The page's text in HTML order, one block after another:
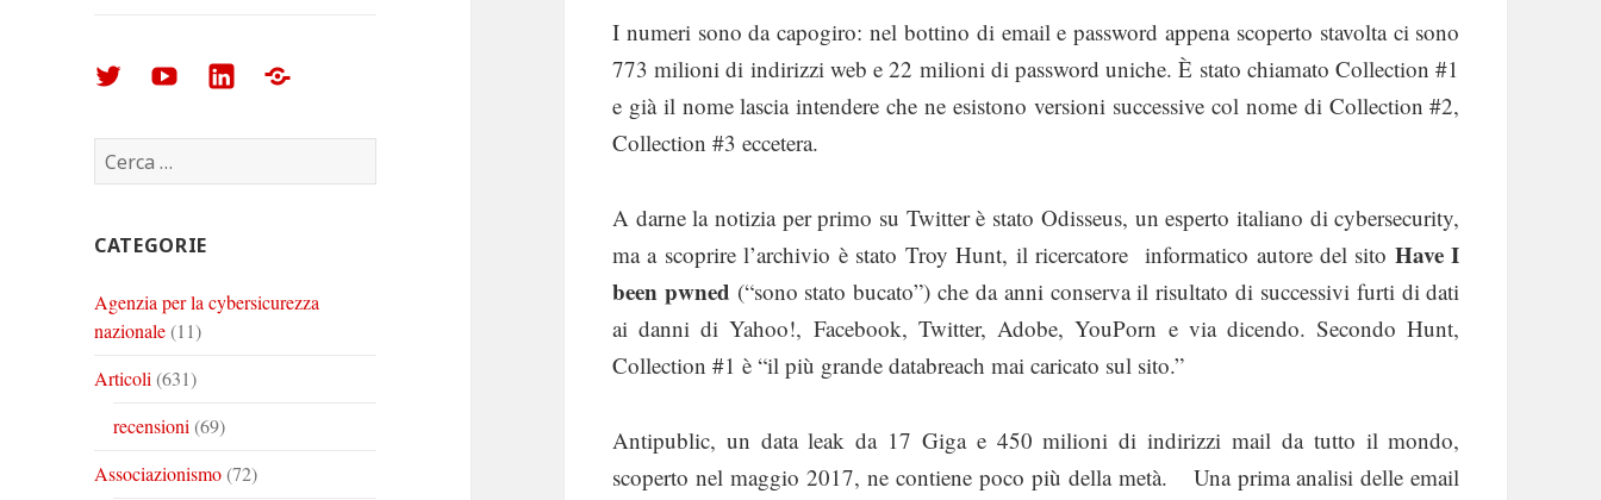
Arturo
Corinto
su
Arturo
Corinto
su
Arturo
su
Foto
Ricerca
per:
CATEGORIE
Agenzia per la cybersicurezza
nazionale(11)
Articoli (631)
recensioni (69)
Associazionismo(72)
I numeri sono da capogiro: nel bottino di email e password appena scoperto stavolta ci sono
773 milioni di indirizzi web e 22 milioni di password uniche. È stato chiamato Collection #1
e già il nome lascia intendere che ne esistono versioni successive col nome di Collection #2,
Collection #3 eccetera.
A darne la notizia per primo su Twitter è stato Odisseus, un esperto italiano di cybersecurity,
ma a scoprire l’archivio è stato Troy Hunt, il ricercatore informatico autore del sito Have I
been pwned (“sono stato bucato”) che da anni conserva il risultato di successivi furti di dati
ai danni di Yahoo!, Facebook, Twitter, Adobe, YouPorn e via dicendo. Secondo Hunt,
Collection #1 è “il più grande databreach mai caricato sul sito.”
Antipublic, un data leak da 17 Giga e 450 milioni di indirizzi mail da tutto il mondo,
scoperto nel maggio 2017, ne contiene poco più della metà. Una prima analisi delle email